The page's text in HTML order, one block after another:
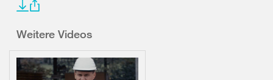
Weitere Videos